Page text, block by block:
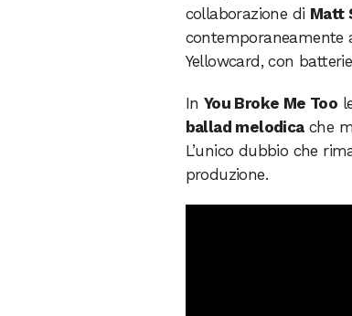
collaborazione di Matt
contemporaneamente
Yellowcard, con
In You Broke Me Too
ballad melodicache
L’unico dubbio che
produzione.